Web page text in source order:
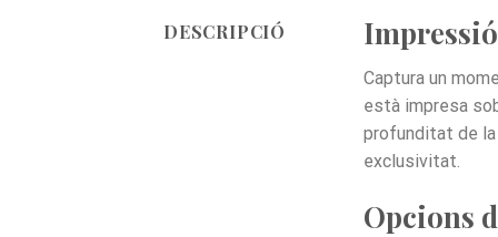
DESCRIPCIÓ
Captura un
està impresa
profunditat de la
exclusivitat.
Opcions